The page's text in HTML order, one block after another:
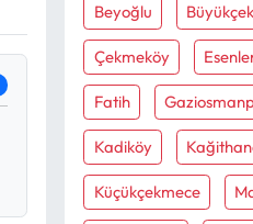
Beyoğlu
Çekmeköy
Fatih
Kadiköy
Küçükçekmece